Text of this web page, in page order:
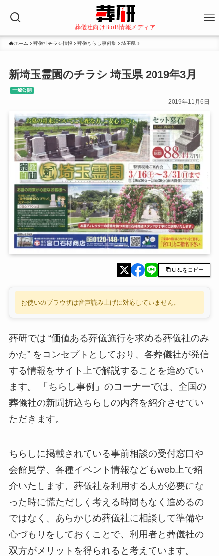
葬儀社向けBtoB情報メディア
ホーム 葬儀社チラシ情報 葬儀ちらし事例集 埼玉県
新埼玉霊園のチラシ 埼玉県 2019年3月
一般公開
2019年11月6日
URLをコピー
お使いのブラウザは音声読み上げに対応していません。
葬研では “価値ある葬儀施行を求める葬儀社のみ
かた” をコンセプトとしており、各葬儀社が発信
する情報をサイト上で解説することを進めてい
ます。 「ちらし事例」のコーナーでは、全国の
葬儀社の新聞折込ちらしの内容を紹介させてい
ただきます。
ちらしに掲載されている事前相談の受付窓口や
会館見学、各種イベント情報などもweb上で紹
介いたします。葬儀社を利用する人が必要にな
った時に慌ただしく考える時間もなく進めるの
ではなく、あらかじめ葬儀社に相談して準備や
心づもりをしておくことで、利用者と葬儀社の
双方がメリットを得られると考えています。